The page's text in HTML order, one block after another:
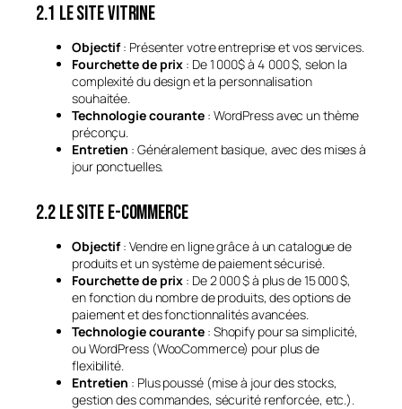
2.1 Le site vitrine
Objectif: Présenter votre entreprise et vos services.
Fourchette de prix : De 1 000$ à 4 000 $, selon la
complexité du design et la personnalisation
souhaitée.
Technologie courante : WordPress avec un thème
préconçu.
Entretien : Généralement basique, avec des mises à
jour ponctuelles.
2.2 Le site e-commerce
Objectif: Vendre en ligne grâce à un catalogue de
produits et un système de paiement sécurisé.
Fourchette de prix : De 2 000 $ à plus de 15 000 $,
en fonction du nombre de produits, des options de
paiement et des fonctionnalités avancées.
Technologie courante : Shopify pour sa simplicité,
ou WordPress (WooCommerce) pour plus de
flexibilité.
Entretien : Plus poussé (mise à jour des stocks,
gestion des commandes, sécurité renforcée, etc.).